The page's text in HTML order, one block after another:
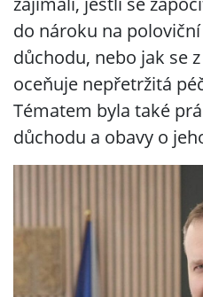
do nároku na
důchodu, nebo jak se
oceňuje nepřetržitá
Tématem byla také
důchodu a obavy o